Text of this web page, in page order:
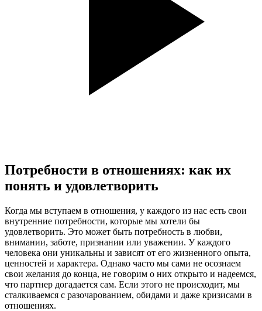
Потребности в отношениях: как их
понять и удовлетворить
Когда мы вступаем в отношения, у каждого из нас есть свои
внутренние потребности, которые мы хотели бы
удовлетворить. Это может быть потребность в любви,
внимании, заботе, признании или уважении. У каждого
человека они уникальны и зависят от его жизненного опыта,
ценностей и характера. Однако часто мы сами не осознаем
свои желания до конца, не говорим о них открыто и надеемся,
что партнер догадается сам. Если этого не происходит, мы
сталкиваемся с разочарованием, обидами и даже кризисами в
отношениях.